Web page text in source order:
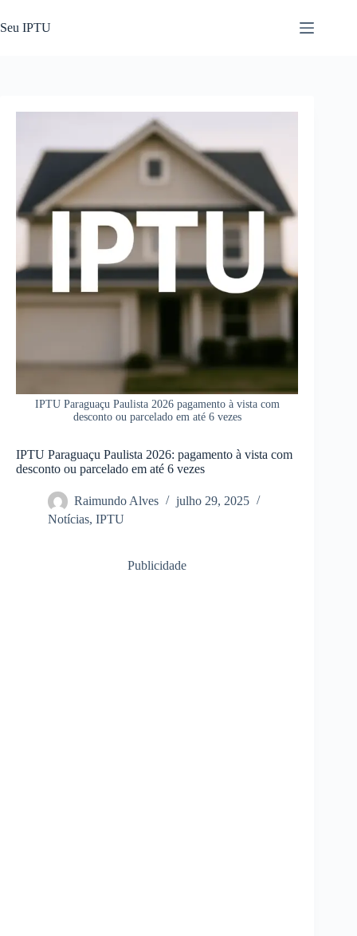
para
o
Seu IPTU
IPTU Paraguaçu Paulista 2026 pagamento à vista com
desconto ou parcelado em até 6 vezes
IPTU Paraguaçu Paulista 2026: pagamento à vista com
desconto ou parcelado em até 6 vezes
Raimundo Alves
julho 29, 2025
Notícias, IPTU
Publicidade